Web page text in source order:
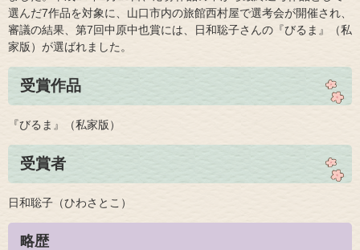
選んだ7作品を対象に、山口市内の旅館西村屋で選考会が開催され、
審議の結果、第7回中原中也賞には、日和聡子さんの『びるま』（私
家版）が選ばれました。
受賞作品
『びるま』（私家版）
受賞者
日和聡子（ひわさとこ）
略歴